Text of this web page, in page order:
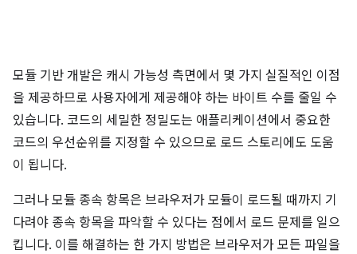
모듈 기반 개발은 캐시 가능성 측면에서 몇 가지 실질적인 이점
을 제공하므로 사용자에게 제공해야 하는 바이트 수를 줄일 수
있습니다. 코드의 세밀한 정밀도는 애플리케이션에서 중요한
코드의 우선순위를 지정할 수 있으므로 로드 스토리에도 도움
이 됩니다.
그러나 모듈 종속 항목은 브라우저가 모듈이 로드될 때까지 기
다려야 종속 항목을 파악할 수 있다는 점에서 로드 문제를 일으
킵니다. 이를 해결하는 한 가지 방법은 브라우저가 모든 파일을